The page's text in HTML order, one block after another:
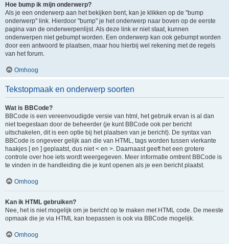
Hoe bump ik mijn onderwerp?
Als je een onderwerp aan het bekijken bent, kan je klikken op de "bump
onderwerp" link. Hierdoor "bump" je het onderwerp naar boven op de eerste
pagina van de onderwerpenlijst. Als deze link er niet staat, kunnen
onderwerpen niet gebumpt worden. Een onderwerp kan ook gebumpt worden
door een antwoord te plaatsen, maar hou hierbij wel rekening met de regels
van het forum.
Omhoog
Tekstopmaak en onderwerp soorten
Wat is BBCode?
BBCode is een vereenvoudigde versie van html, het gebruik ervan is al dan
niet toegestaan door de beheerder (je kunt BBCode ook per bericht
uitschakelen, dit is een optie bij het plaatsen van je bericht). De syntax van
BBCode is ongeveer gelijk aan die van HTML, tags worden tussen vierkante
haakjes [ en ] geplaatst, dus niet < en >. Daarnaast geeft het een grotere
controle over hoe iets wordt weergegeven. Meer informatie omtrent BBCode is
te vinden in de handleiding die je kunt openen als je een bericht plaatst.
Omhoog
Kan ik HTML gebruiken?
Nee, het is niet mogelijk om je bericht op te maken met HTML code. De meeste
opmaak die je via HTML kan toepassen is ook via BBCode mogelijk.
Omhoog